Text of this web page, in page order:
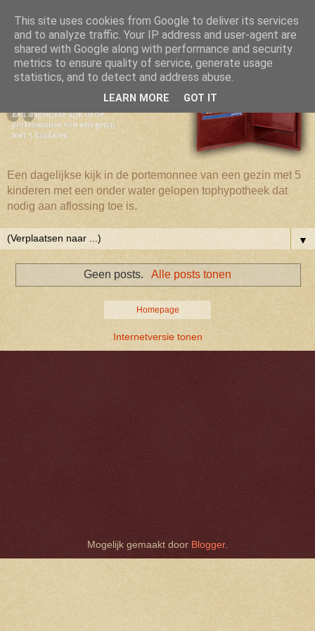
Een dagelijkse kijk in de portemonnee van een gezin met 5
kinderen met een onder water gelopen tophypotheek dat
nodig aan aflossing toe is.
▼
Geen posts. Alle posts tonen
Homepage
Internetversie tonen
Mogelijk gemaakt door Blogger.
This site uses cookies from Google to deliver its services
and to analyze traffic. Your IP address and user-agent are
shared with Google along with performance and security
metrics to ensure quality of service, generate usage
statistics, and to detect and address abuse.
LEARN MORE GOT IT